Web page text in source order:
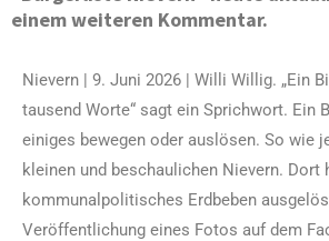
einem weiteren Kommentar.
Nievern | 9. Juni 2026 | Willi Willig. „Ein
tausend Worte“ sagt ein Sprichwort. Ein
einiges bewegen oder auslösen. So wie
kleinen und beschaulichen Nievern. Dort
kommunalpolitisches Erdbeben
Veröffentlichung eines Fotos auf dem